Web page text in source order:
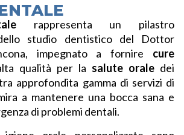
rappresenta un pilastro
studio dentistico del Dottor
impegnato a fornire cure
qualità per la salute orale dei
approfondita gamma di servizi di
a mantenere una bocca sana e
di problemi dentali.